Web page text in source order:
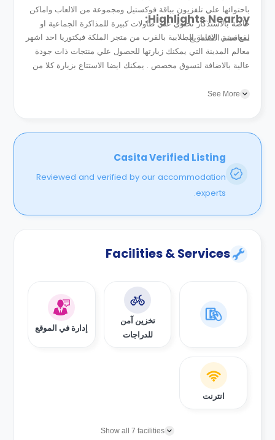
باحتوائها علي تلفزيون بباقة فوكستيل ومجموعة من الالعاب واماكن
خاصة بالاستذكار تحتوي علي طاولات كبيرة للمذاكرة الجماعية او
لمناقشة المشاريع .
Highlights Nearby:
يقع مبني الاقامة الطلابية بالقرب من متجر الملكة فيكتوريا احد اشهر
معالم المدينة التي يمكنك زيارتها للحصول علي منتجات ذات جودة
عالية بالاضافة لتسوق مخصص . يمكنك ايضا الاستتاع بزيارة كلا من
See More
Casita Verified Listing
Reviewed and verified by our accommodation
experts.
Facilities & Services
تخزين آمن
للدراجات
إدارة في الموقع
انترنت
Show all 7 facilities